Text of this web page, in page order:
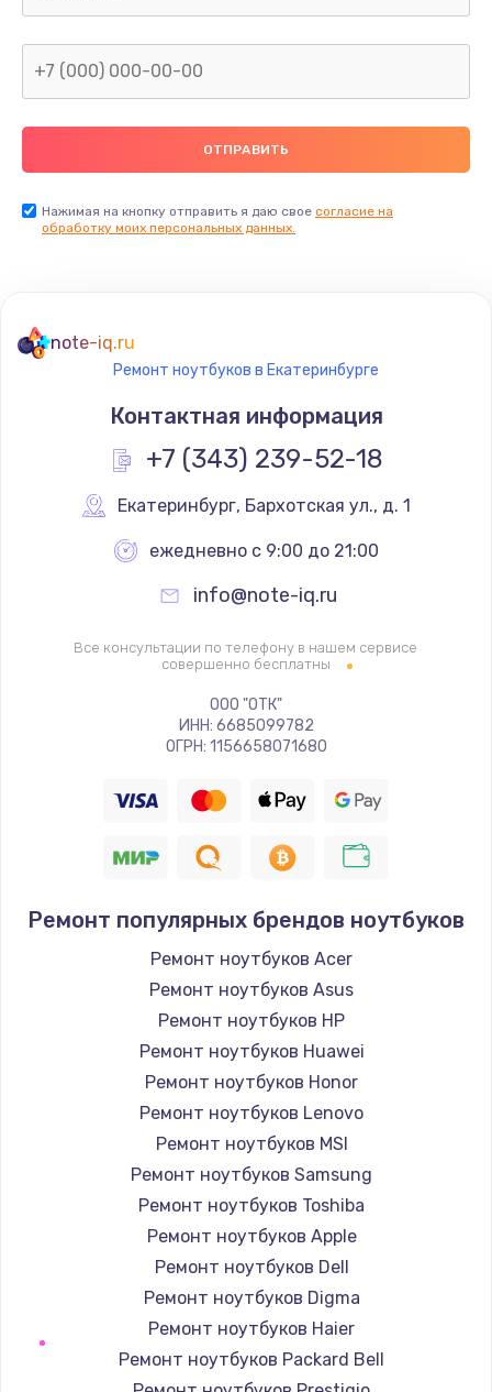
Замена дисплея
1200 руб.
Заказать
Замена тачпада
1330 руб.
Заказать
Замена контроллера питания
2600 руб.
Заказать
Чистка от пыли
Заказать
Настройка ОС
Заказать
Ремонт подсветки
1200 руб.
Заказать
Настройка BIOS
930 руб.
Заказать
Замена SSD
990 руб.
Заказать
Восстановление данных
Нажимая на кнопку отправить я даю свое согласие на
обработку моих персональных данных.
note-iq.ru
Ремонт ноутбуков в Екатеринбурге
Контактная информация
+7 (343) 239-52-18
Екатеринбург, Бархотская ул., д. 1
ежедневно с 9:00 до 21:00
info@note-iq.ru
Все консультации по телефону в нашем сервисе
совершенно бесплатны
ООО "ОТК"
ИНН: 6685099782
ОГРН: 1156658071680
Ремонт популярных брендов ноутбуков
Ремонт ноутбуков Acer
Ремонт ноутбуков Asus
Ремонт ноутбуков HP
Ремонт ноутбуков Huawei
Ремонт ноутбуков Honor
Ремонт ноутбуков Lenovo
Ремонт ноутбуков MSI
Ремонт ноутбуков Samsung
Ремонт ноутбуков Toshiba
Ремонт ноутбуков Apple
Ремонт ноутбуков Dell
Ремонт ноутбуков Digma
Ремонт ноутбуков Haier
Ремонт ноутбуков Packard Bell